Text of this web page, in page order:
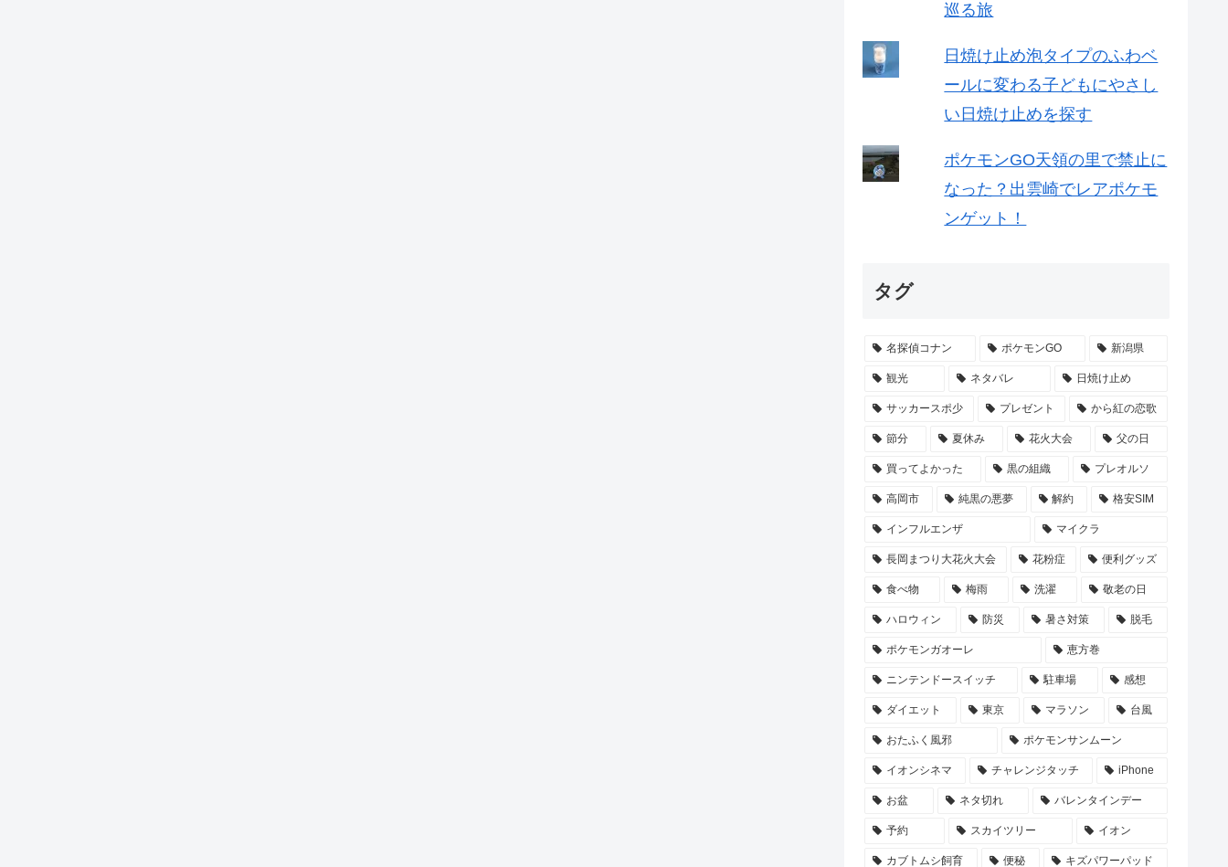
巡る旅
日焼け止め泡タイプのふわベ
ールに変わる子どもにやさし
い日焼け止めを探す
ポケモンGO天領の里で禁止に
なった？出雲崎でレアポケモ
ンゲット！
タグ
名探偵コナン ポケモンGO 新潟県
観光 ネタバレ 日焼け止め
サッカースポ少 プレゼント から紅の恋歌
節分 夏休み 花火大会 父の日
買ってよかった 黒の組織 プレオルソ
高岡市 純黒の悪夢 解約 格安SIM
インフルエンザ マイクラ
長岡まつり大花火大会 花粉症 便利グッズ
食べ物 梅雨 洗濯 敬老の日
ハロウィン 防災 暑さ対策 脱毛
ポケモンガオーレ 恵方巻
ニンテンドースイッチ 駐車場 感想
ダイエット 東京 マラソン 台風
おたふく風邪 ポケモンサンムーン
イオンシネマ チャレンジタッチ iPhone
お盆 ネタ切れ バレンタインデー
予約 スカイツリー イオン
カブトムシ飼育 便秘 キズパワーパッド